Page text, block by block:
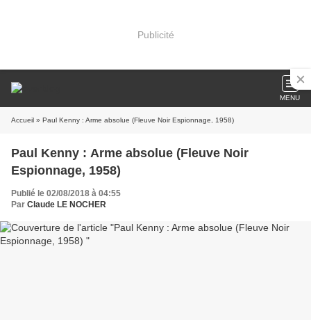
Publicité
MENU
Accueil » Paul Kenny : Arme absolue (Fleuve Noir Espionnage, 1958)
Paul Kenny : Arme absolue (Fleuve Noir
Espionnage, 1958)
Publié le 02/08/2018 à 04:55
Par Claude LE NOCHER